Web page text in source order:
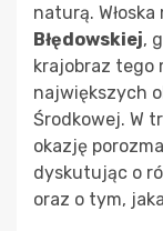
naturą. Włoska
Błędowskiej,
krajobraz tego
największych
Środkowej. W
okazję
dyskutując o
oraz o tym,